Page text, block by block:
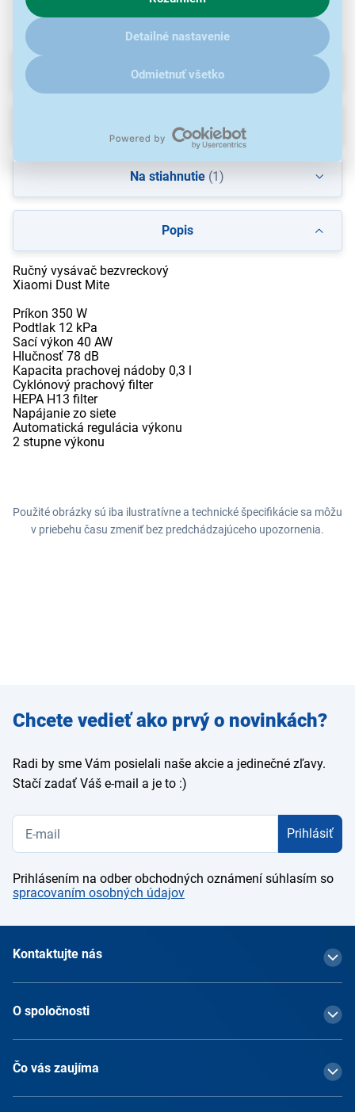
ďalšími údaji pracujeme, kliknitesem.
Detailné nastavenie
Odmietnuť všetko
Popis
Ručný vysávač bezvreckový
Xiaomi Dust Mite
Príkon 350 W
Podtlak 12 kPa
Sací výkon 40 AW
Hlučnosť 78 dB
Kapacita prachovej nádoby 0,3 l
Cyklónový prachový filter
HEPA H13 filter
Napájanie zo siete
Automatická regulácia výkonu
2 stupne výkonu
Parametre
Na stiahnutie (1)
Použité obrázky sú iba ilustratívne a technické špecifikácie sa môžu
v priebehu času zmeniť bez predchádzajúceho upozornenia.
Zadajte
e-mail
Chcete vedieť ako prvý o novinkách?
Radi by sme Vám posielali naše akcie a jedinečné zľavy.
Stačí zadať Váš e-mail a je to :)
Prihlásiť
Prihlásením na odber obchodných oznámení súhlasím so
spracovaním osobných údajov
Kontaktujte nás
O spoločnosti
Čo vás zaujíma